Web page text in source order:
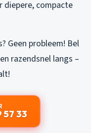
diepere, compacte
Geen probleem! Bel
razendsnel langs –
57 33